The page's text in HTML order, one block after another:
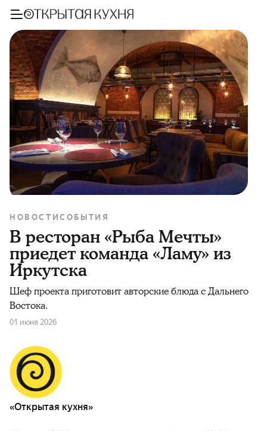
НОВОСТИСОБЫТИЯ
В ресторан «Рыба Мечты»
приедет команда «Ламу» из
Иркутска
Шеф проекта приготовит авторские блюда с Дальнего
Востока.
01 июня 2026
«Открытая кухня»